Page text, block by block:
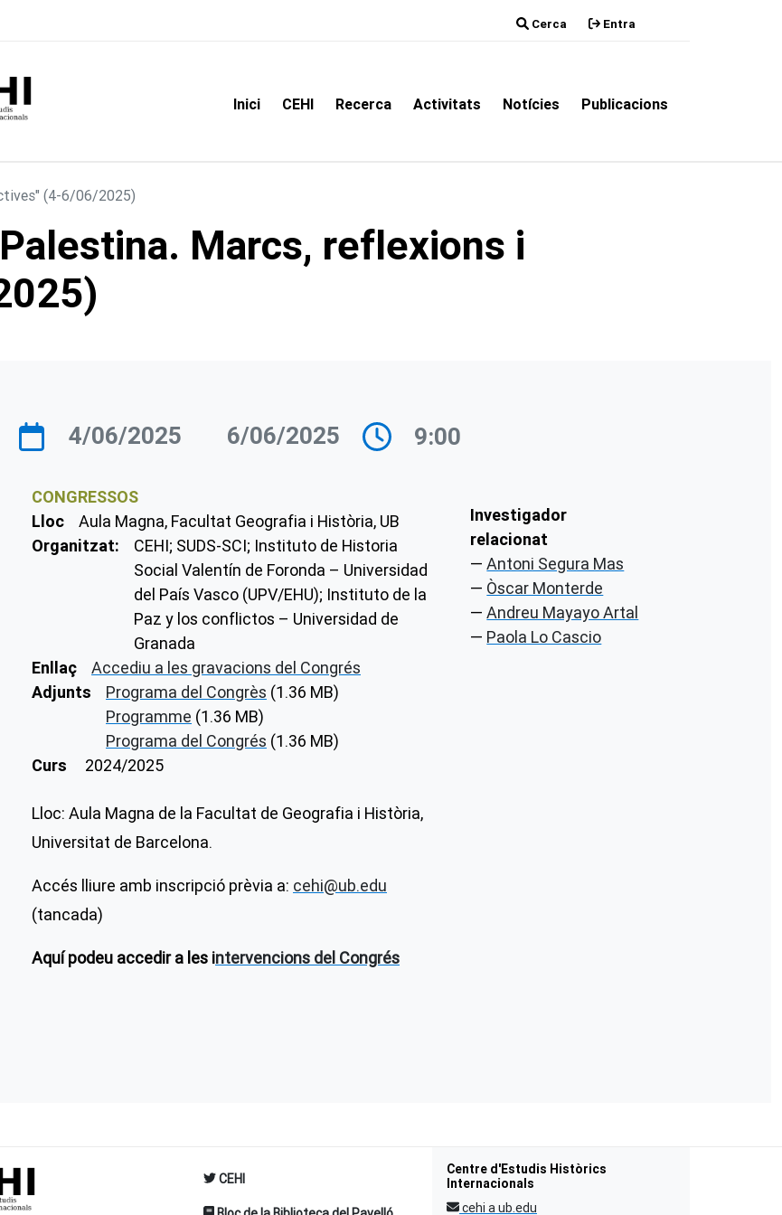
Cerca Entra
Inici CEHI Recerca Activitats Notícies Publicacions
(4-6/06/2025)
Marcs, reflexions i
4/06/2025 6/06/2025 9:00
CONGRESSOS
Lloc
Aula Magna, Facultat Geografia i Història, UB
Organitzat:
CEHI; SUDS-SCI; Instituto de Historia
Social Valentín de Foronda – Universidad
del País Vasco (UPV/EHU); Instituto de la
Paz y los conflictos – Universidad de
Granada
Enllaç
Accediu a les gravacions del Congrés
Adjunts
Programa del Congrès (1.36 MB)
Programme (1.36 MB)
Programa del Congrés (1.36 MB)
Curs
2024/2025
Lloc: Aula Magna de la Facultat de Geografia i Història,
Universitat de Barcelona.
Accés lliure amb inscripció prèvia a: cehi@ub.edu
(tancada)
Aquí podeu accedir a les intervencions del Congrés
Investigador
relacionat
Antoni Segura Mas
Òscar Monterde
Andreu Mayayo Artal
Paola Lo Cascio
CEHI
Centre d'Estudis Històrics
Internacionals
cehi a ub.edu